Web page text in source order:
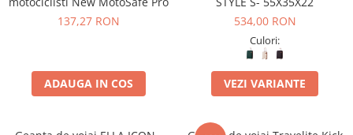
137,27 RON
ADAUGA IN COS
534,00 RON
Culori:
VEZI VARIANTE